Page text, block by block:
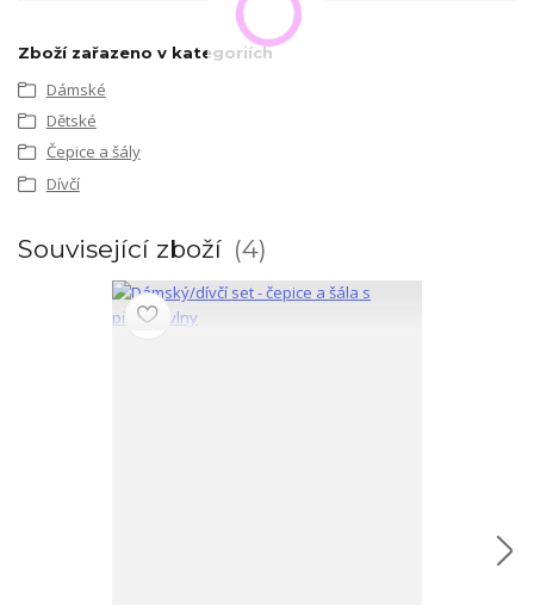
Zboží zařazeno v kategoriích
Dámské
Dětské
Čepice a šály
Dívčí
Související zboží 4